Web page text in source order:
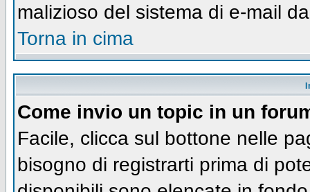
malizioso del sistema di e-mail
Torna in cima
Come invio un topic in un
Facile, clicca sul bottone nelle
bisogno di registrarti prima di